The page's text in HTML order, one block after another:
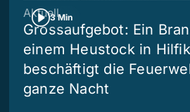
3 Min
Aktuell
Grossaufgebot: Ein
einem Heustock in
beschäftigt die
ganze Nacht